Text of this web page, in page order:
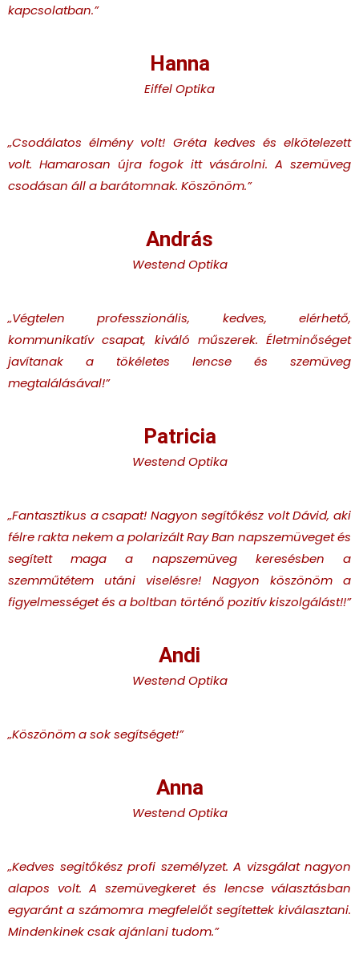
kapcsolatban.”
Hanna
Eiffel Optika
„Csodálatos élmény volt! Gréta kedves és elkötelezett
volt. Hamarosan újra fogok itt vásárolni. A szemüveg
csodásan áll a barátomnak. Köszönöm.”
András
Westend Optika
„Végtelen professzionális, kedves, elérhető,
kommunikatív csapat, kiváló műszerek. Életminőséget
javítanak a tökéletes lencse és szemüveg
megtalálásával!”
Patricia
Westend Optika
„Fantasztikus a csapat! Nagyon segítőkész volt Dávid, aki
félre rakta nekem a polarizált Ray Ban napszemüveget és
segített maga a napszemüveg keresésben a
szemműtétem utáni viselésre! Nagyon köszönöm a
figyelmességet és a boltban történő pozitív kiszolgálást!!”
Andi
Westend Optika
„Köszönöm a sok segítséget!”
Anna
Westend Optika
„Kedves segitőkész profi személyzet. A vizsgálat nagyon
alapos volt. A szemüvegkeret és lencse választásban
egyaránt a számomra megfelelőt segítettek kiválasztani.
Mindenkinek csak ajánlani tudom.”